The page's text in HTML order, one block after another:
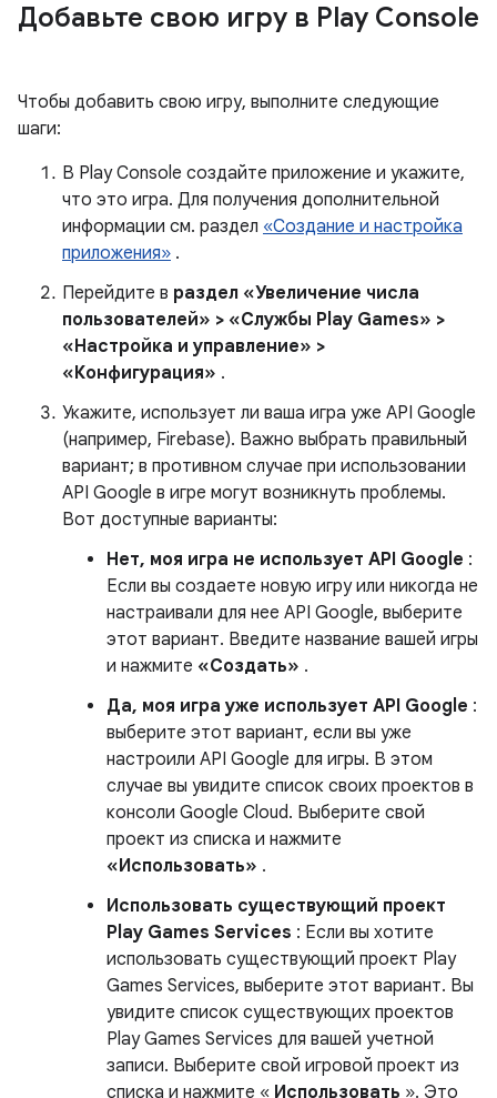
Добавьте свою игру в Play Console
Чтобы добавить свою игру, выполните следующие
шаги:
В Play Console создайте приложение и укажите,
что это игра. Для получения дополнительной
информации см. раздел «Создание и настройка
приложения» .
Перейдите в раздел «Увеличение числа
пользователей» > «Службы Play Games» >
«Настройка и управление» >
«Конфигурация» .
Укажите, использует ли ваша игра уже API Google
(например, Firebase). Важно выбрать правильный
вариант; в противном случае при использовании
API Google в игре могут возникнуть проблемы.
Вот доступные варианты:
Нет, моя игра не использует API Google :
Если вы создаете новую игру или никогда не
настраивали для нее API Google, выберите
этот вариант. Введите название вашей игры
и нажмите «Создать» .
Да, моя игра уже использует API Google :
выберите этот вариант, если вы уже
настроили API Google для игры. В этом
случае вы увидите список своих проектов в
консоли Google Cloud. Выберите свой
проект из списка и нажмите
«Использовать» .
Использовать существующий проект
Play Games Services : Если вы хотите
использовать существующий проект Play
Games Services, выберите этот вариант. Вы
увидите список существующих проектов
Play Games Services для вашей учетной
записи. Выберите свой игровой проект из
списка и нажмите « Использовать ». Это